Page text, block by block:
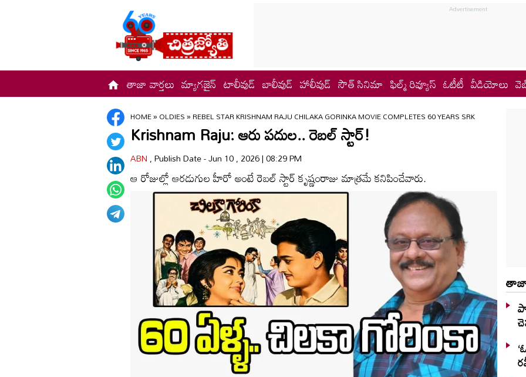
తాజా వార్తలు మ్యాగజైన్ టాలీవుడ్ బాలీవుడ్ హాలీవుడ్ సౌత్ సినిమా ఫిల్మ్ రివ్యూస్ ఓటీటీ వీడియోలు
HOME»OLDIES»REBEL STAR KRISHNAM RAJU CHILAKA GORINKA MOVIE COMPLETES 60 YEARS SRK
Krishnam Raju: ఆరు పదుల.. రెబల్ స్టార్!
ABN, Publish Date - Jun 10 , 2026 | 08:29 PM
ఆ రోజుల్లో ఆరడుగుల హీరో అంటే రెబల్ స్టార్ కృష్ణంరాజు మాత్రమే కనిపించేవారు.
తాజా